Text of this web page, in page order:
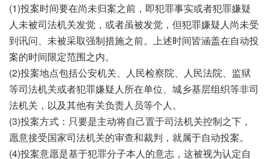
(1)投案时间要在尚未归案之前，即犯罪事实或者犯罪嫌疑
人未被司法机关发觉，或者虽被发觉，但犯罪嫌疑人尚未受
到讯问、未被采取强制措施之前。上述时间皆涵盖在自动投
案的时间限定范围之内。
(2)投案地点包括公安机关、人民检察院、人民法院、监狱
等司法机关或者犯罪嫌疑人所在单位、城乡基层组织等非司
法机关，以及其他有关负责人员等个人。
(3)投案方式：只要是主动将自己置于司法机关控制之下，
愿意接受国家司法机关的审查和裁判，就属于自动投案。
(4)投案意愿是基于犯罪分子本人的意志，这被视为认定自